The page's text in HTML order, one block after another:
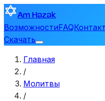
Am Hazak
ВозможностиFAQ
Скачать
Главная
/
Молитвы
/